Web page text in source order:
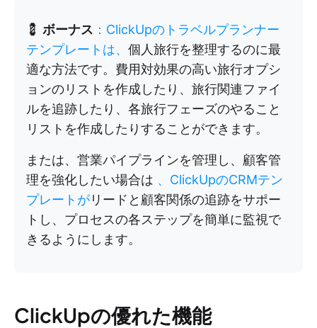
💈 ボーナス ：ClickUpのトラベルプランナー
テンプレートは、 個人旅行を整理するのに最
適な方法です。費用対効果の高い旅行オプシ
ョンのリストを作成したり、旅行関連ファイ
ルを追跡したり、各旅行フェーズのやること
リストを作成したりすることができます。
または、営業パイプラインを管理し、顧客管
理を強化したい場合は 、ClickUpのCRMテン
プレートがリードと顧客関係の追跡をサポー
トし、プロセスの各ステップを簡単に監視で
きるようにします。
ClickUpの優れた機能